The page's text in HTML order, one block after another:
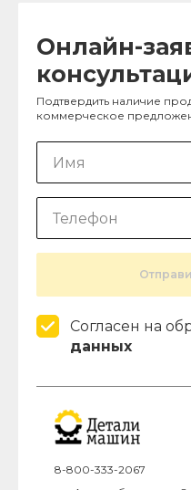
Онлайн-
Подтвердить наличие
коммерческое
Согласен на
данных
8-800-333-2067